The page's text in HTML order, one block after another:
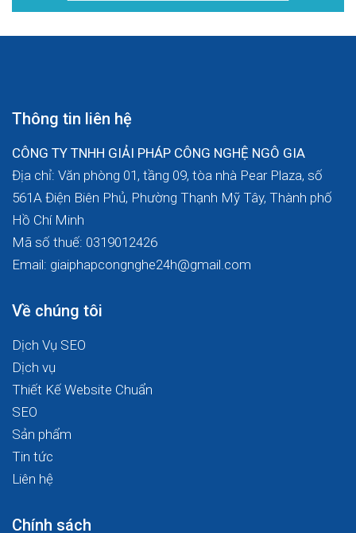
Thông tin liên hệ
CÔNG TY TNHH GIẢI PHÁP CÔNG NGHỆ NGÔ GIA
Địa chỉ: Văn phòng 01, tầng 09, tòa nhà Pear Plaza, số
561A Điện Biên Phủ, Phường Thạnh Mỹ Tây, Thành phố
Hồ Chí Minh
Mã số thuế: 0319012426
Email: giaiphapcongnghe24h@gmail.com
Về chúng tôi
Dịch Vụ SEO
Dịch vụ
Thiết Kế Website Chuẩn
SEO
Sản phẩm
Tin tức
Liên hệ
Chính sách